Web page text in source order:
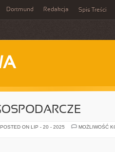
Dortmund Redakcja Spis Treści
POSTED ON LIP - 20 - 2025
MOŻLIWOŚĆ